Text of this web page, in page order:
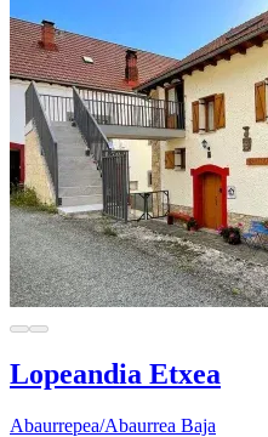
Lopeandia Etxea
Abaurrepea/Abaurrea Baja